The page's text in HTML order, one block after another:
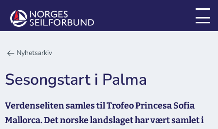
Nyhetsarkiv
Sesongstart i Palma
Verdenseliten samles til Trofeo Princesa Sofia
Mallorca. Det norske landslaget har vært samlet i